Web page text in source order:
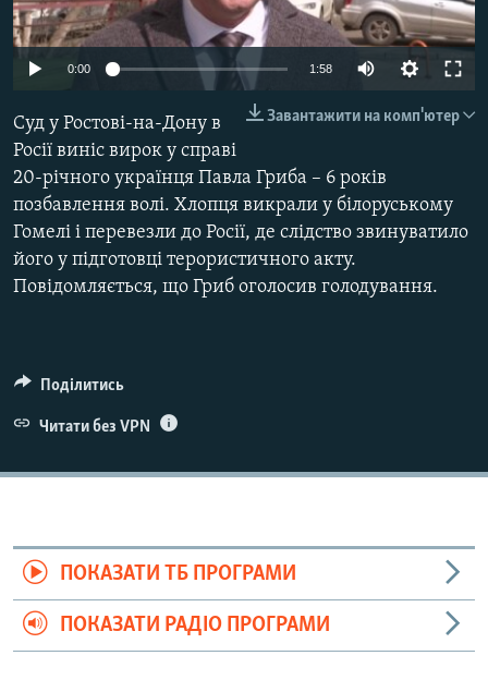
СВІДЧЕННЯ ОКУПАЦІЇ
УКРАЇНСЬКА ПРОБЛЕМА КРИМУ
Qırımtatar
Усі сайти RFE/RL
0:00 1:58
Завантажити на комп'ютер
Суд у Ростові-на-Дону в
Росії виніс вирок у справі
20-річного українця Павла Гриба – 6 років
позбавлення волі. Хлопця викрали у білоруському
Гомелі і перевезли до Росії, де слідство звинуватило
його у підготовці терористичного акту.
Повідомляється, що Гриб оголосив голодування.
Поділитись
Читати без VPN
ПОКАЗАТИ ТБ ПРОГРАМИ
ПОКАЗАТИ РАДІО ПРОГРАМИ